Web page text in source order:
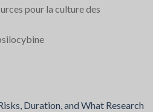
pour la culture des
Duration, and What Research